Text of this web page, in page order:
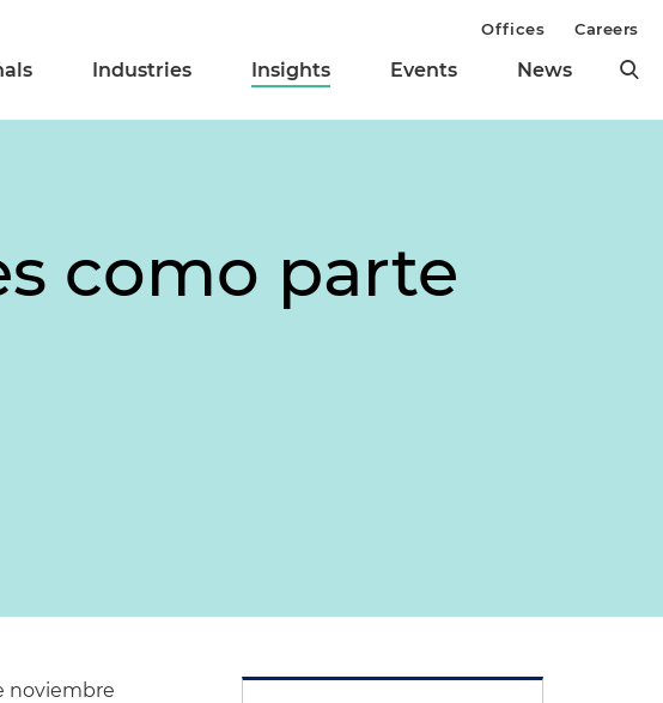
Industries Insights Events News
Offices Careers
como parte
noviembre